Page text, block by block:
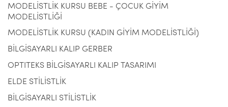
MODELİSTLİK KURSU BEBE - ÇOCUK GİYİM
MODELİSTLİĞİ
MODELİSTLİK KURSU (KADIN GİYİM MODELİSTLİĞİ)
BİLGİSAYARLI KALIP GERBER
OPTITEKS BİLGİSAYARLI KALIP TASARIMI
ELDE STİLİSTLİK
BİLGİSAYARLI STİLİSTLİK